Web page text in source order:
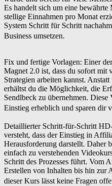
Es handelt sich um eine
stellige Einnahmen pro Monat
System Schritt für Schritt
Business umsetzen.
Fix und fertige Vorlagen: Einer
Magnet 2.0 ist, dass du sofort mit
Strategien arbeiten kannst.
erhältst du die Möglichkeit, die
Sendlbeck zu übernehmen.
Einstieg erheblich und sparen dir
Detaillierter Schritt-für-Schritt
versteht, dass der Einstieg in
Herausforderung darstellt. Daher
einfach zu verstehenden
Schritt des Prozesses führt. Vom
Erstellen von Inhalten bis hin zur
dieser Kurs lässt keine Fragen